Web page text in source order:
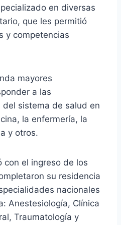
en diversas
que les permitió
y competencias
mayores
a las
sistema de salud en
la enfermería, la
y otros.
con el ingreso de los
su residencia
nacionales
Anestesiología, Clínica
Traumatología y